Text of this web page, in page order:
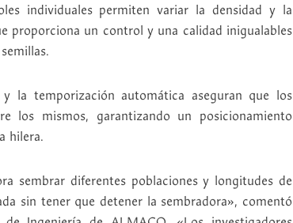
individuales permiten variar la densidad y la
proporciona un control y una calidad inigualables
la temporización automática aseguran que los
los mismos, garantizando un posicionamiento
hilera.
sembrar diferentes poblaciones y longitudes de
sin tener que detener la sembradora», comentó